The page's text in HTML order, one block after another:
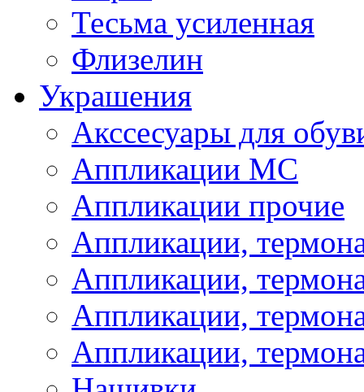
Тесьма усиленная
Флизелин
Украшения
Акссесуары для
Аппликации МС
Аппликации прочие
Аппликации,
Аппликации,
Аппликации,
Аппликации,